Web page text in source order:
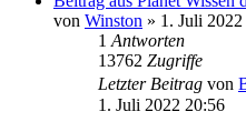
von Winston » 1. Juli 2022
1 Antworten
13762 Zugriffe
Letzter Beitrag von
1. Juli 2022 20:56